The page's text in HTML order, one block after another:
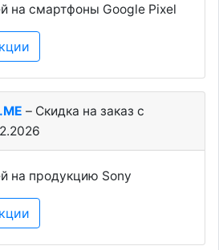
на смартфоны Google Pixel
– Скидка на заказ c
на продукцию Sony